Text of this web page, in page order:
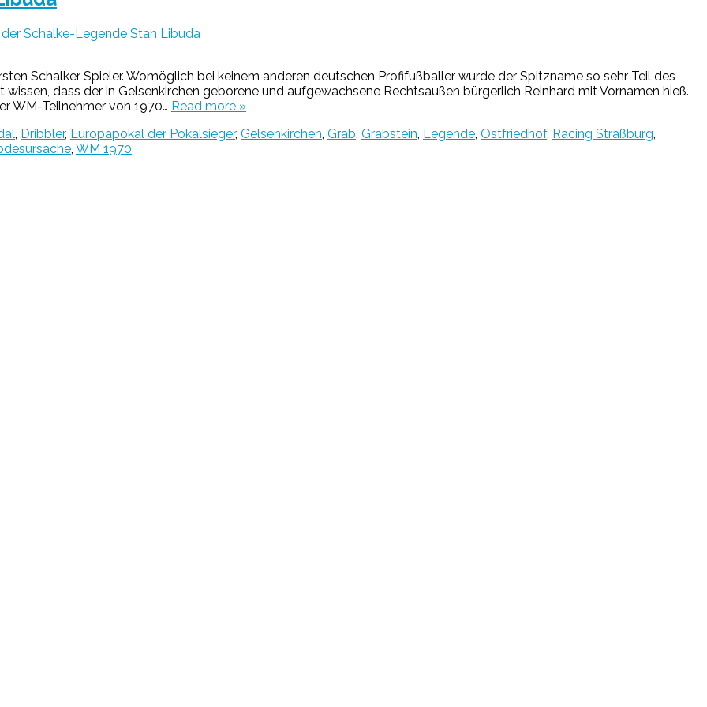
Schalke-Legende Stan Libuda
Schalker Spieler. Womöglich bei keinem anderen deutschen Profifußballer wurde der Spitzname so sehr Teil des
dass der in Gelsenkirchen geborene und aufgewachsene Rechtsaußen bürgerlich Reinhard mit Vornamen hieß.
WM-Teilnehmer von 1970… Read more »
Dribbler, Europapokal der Pokalsieger, Gelsenkirchen Grab Grabstein Legende Ostfriedhof, Racing Straßburg
WM 1970